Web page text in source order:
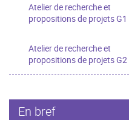
Atelier de recherche et
propositions de projets G1
Atelier de recherche et
propositions de projets G2
En bref